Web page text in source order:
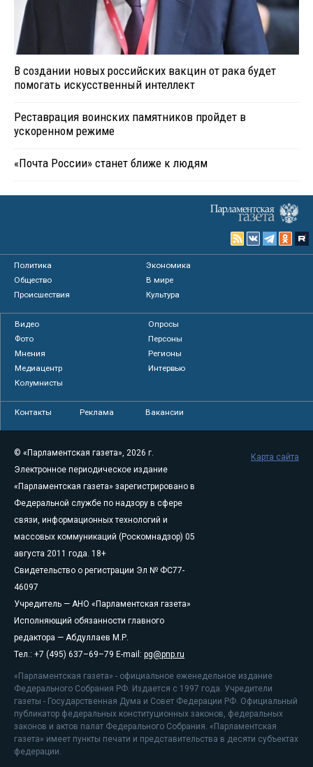
В создании новых российских вакцин от рака будет
помогать искусственный интеллект
Реставрация воинских памятников пройдет в
ускоренном режиме
«Почта России» станет ближе к людям
Политика
Экономика
Общество
В мире
Происшествия
Культура
Видео
Опросы
Фото
Персоны
Мнения
Регионы
Медиацентр
Интервью
Колумнисты
Контакты Реклама Вакансии
© «Парламентская газета», 2026 г.
Электронное периодическое издание
«Парламентская газета» зарегистрировано в
Федеральной службе по надзору в сфере
связи, информационных технологий и
массовых коммуникаций (Роскомнадзор) 05
августа 2011 года. 18+
Свидетельство о регистрации Эл № ФС77-
46097
Учредитель — АНО «Парламентская газета»
Исполняющий обязанности главного
редактора — Абдуллаев М.Р.
Тел.: +7 (495) 637–69–79 E-mail: pg@pnp.ru
«Парламентская газета» - официальное еженедельное издание
Федерального Собрания РФ. Издается с 1997 года. Учредители
газеты - Государственная Дума и Совет Федерации РФ. Официальный
публикатор федеральных конституционных законов, федеральных
законов и актов палат Федерального Собрания. «Парламентская
газета» имеет пункты печати и представительства в десяти субъектах
федерации.
Карта сайта